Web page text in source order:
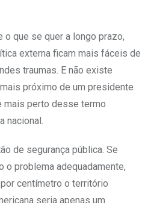
o que se quer a longo prazo,
externa ficam mais fáceis de
traumas. E não existe
próximo de um presidente
mais perto desse termo
nacional.
de segurança pública. Se
problema adequadamente,
centímetro o território
seria apenas um